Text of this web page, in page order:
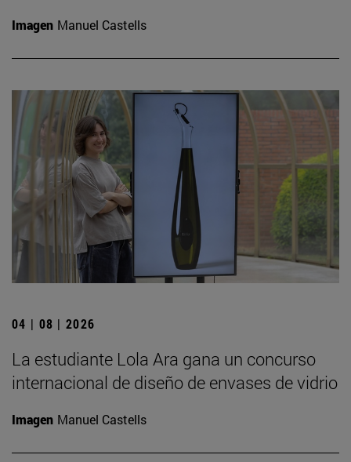
Imagen Manuel Castells
04 | 08 | 2026
La estudiante Lola Ara gana un concurso
internacional de diseño de envases de vidrio
Imagen Manuel Castells